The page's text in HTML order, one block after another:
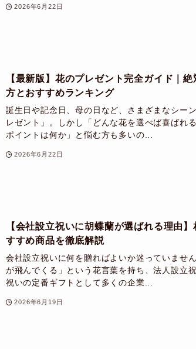
2026年6月22日
【最新版】花のプレゼント完全ガイド｜
方とおすすめランキング
誕生日や記念日、母の日など、さまざまなシー
レゼント」。しかし「どんな花を選べば喜ばれ
ポイントは何か」と悩む方も多いの...
2026年6月22日
【会社設立祝いに胡蝶蘭が選ばれる理由
すすめ商品を徹底解説
会社設立祝いに何を贈ればよいか迷っていませ
が飛んでくる」という花言葉を持ち、法人設立
祝いの定番ギフトとして多くの企業...
2026年6月19日